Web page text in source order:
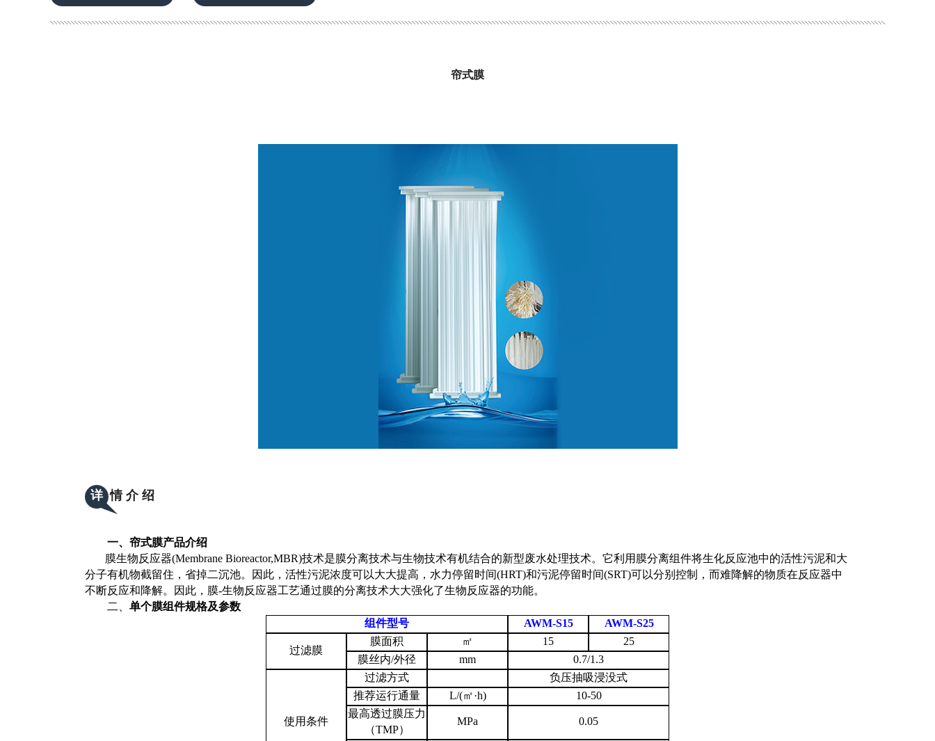
帘式膜
详情 介 绍
一、帘式膜产品介绍
膜生物反应器(Membrane Bioreactor,MBR)技术是膜分离技术与生物技术有机结合的新型废水处理技术。它利用膜分离组件将生化反应池中的活性污泥和大
分子有机物截留住，省掉二沉池。因此，活性污泥浓度可以大大提高，水力停留时间(HRT)和污泥停留时间(SRT)可以分别控制，而难降解的物质在反应器中
不断反应和降解。因此，膜-生物反应器工艺通过膜的分离技术大大强化了生物反应器的功能。
二、单个膜组件规格及参数
组件型号
AWM-S15 AWM-S25
过滤膜
膜面积 ㎡ 15
25
膜丝内/外径 mm 0.7/1.3
使用条件
过滤方式
负压抽吸浸没式
推荐运行通量
L/(㎡·h)
10-50
最高透过膜压力
（TMP）
MPa 0.05